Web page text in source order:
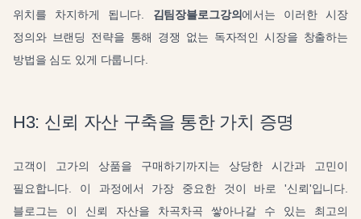
위치를 차지하게 됩니다. 김팀장블로그강의에서는 이러한 시장
정의와 브랜딩 전략을 통해 경쟁 없는 독자적인 시장을 창출하는
방법을 심도 있게 다룹니다.
H3: 신뢰 자산 구축을 통한 가치 증명
고객이 고가의 상품을 구매하기까지는 상당한 시간과 고민이
필요합니다. 이 과정에서 가장 중요한 것이 바로 '신뢰'입니다.
블로그는 이 신뢰 자산을 차곡차곡 쌓아나갈 수 있는 최고의